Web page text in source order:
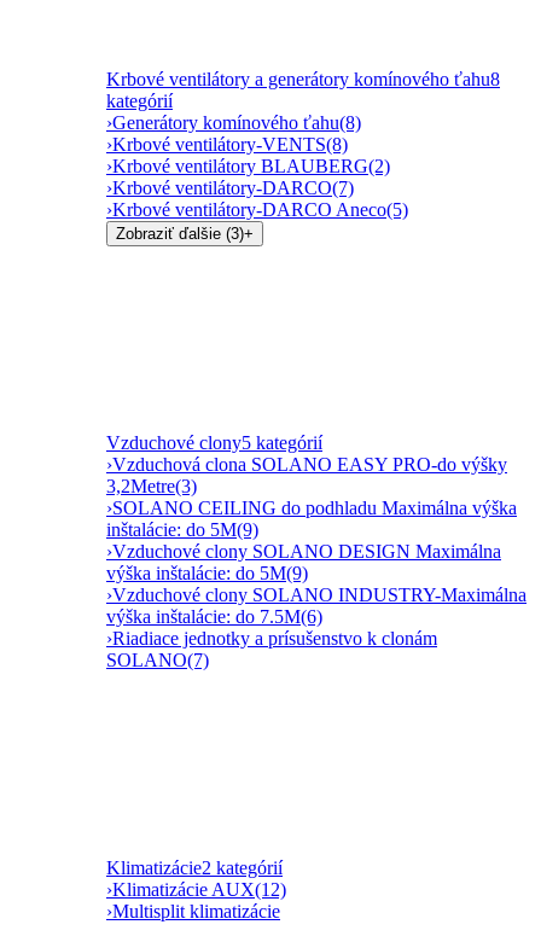
Krbové ventilátory a generátory komínového ťahu8
kategórií
›Generátory komínového ťahu(8)
›Krbové ventilátory-VENTS(8)
›Krbové ventilátory BLAUBERG(2)
›Krbové ventilátory-DARCO(7)
›Krbové ventilátory-DARCO Aneco(5)
Zobraziť ďalšie (3)+
Vzduchové clony5 kategórií
›Vzduchová clona SOLANO EASY PRO-do výšky
3,2Metre(3)
›SOLANO CEILING do podhladu Maximálna výška
inštalácie: do 5M(9)
›Vzduchové clony SOLANO DESIGN Maximálna
výška inštalácie: do 5M(9)
›Vzduchové clony SOLANO INDUSTRY-Maximálna
výška inštalácie: do 7.5M(6)
›Riadiace jednotky a prísušenstvo k clonám
SOLANO(7)
Klimatizácie2 kategórií
›Klimatizácie AUX(12)
›Multisplit klimatizácie